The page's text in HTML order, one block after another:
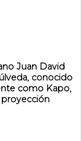
Juan David
conocido
como Kapo,
proyección